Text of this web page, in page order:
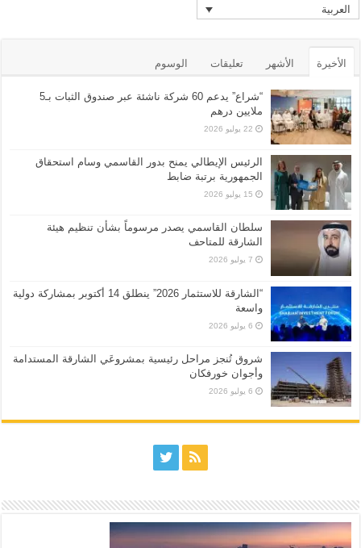
العربية
الأخيرة الأشهر تعليقات الوسوم
“شراع” يدعم 60 شركة ناشئة عبر صندوق الثبات بـ5
ملايين درهم
22 يوليو 2026
الرئيس الإيطالي يمنح بدور القاسمي وسام استحقاق
الجمهورية برتبة ضابط
15 يوليو 2026
سلطان القاسمي يصدر مرسوماً بشأن تنظيم هيئة
الشارقة للمتاحف
7 يوليو 2026
“الشارقة للاستثمار 2026” ينطلق 14 أكتوبر بمشاركة دولية
واسعة
6 يوليو 2026
شروق تُنجز مراحل رئيسية بمشروعَي الشارقة المستدامة
وأجوان خورفكان
6 يوليو 2026